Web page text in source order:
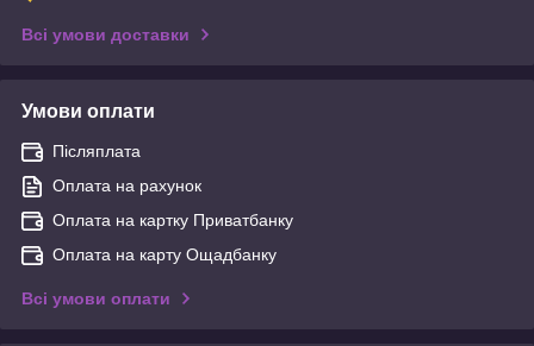
Всі умови доставки
Умови оплати
Післяплата
Оплата на рахунок
Оплата на картку Приватбанку
Оплата на карту Ощадбанку
Всі умови оплати